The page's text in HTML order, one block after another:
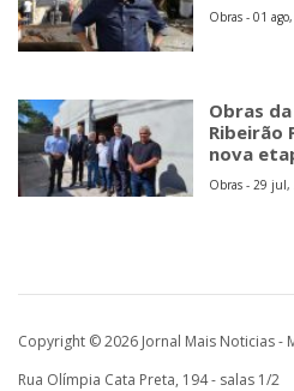
Obras - 01
Obras
Ribeirão
nova
Obras - 29 jul,
Copyright © 2026 Jornal Mais Noticias -
Rua Olímpia Cata Preta, 194 - salas 1/2